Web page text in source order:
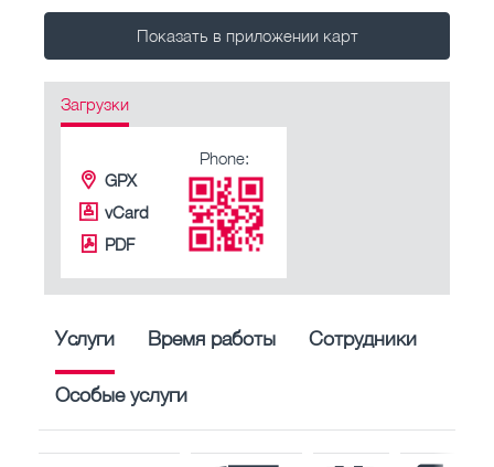
Показать в приложении карт
Загрузки
GPX
vCard
PDF
Phone:
Услуги Время работы Сотрудники
Особые услуги